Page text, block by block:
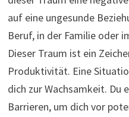
auf eine ungesunde
Beruf, in der Familie oder
Dieser Traum ist ein
Produktivität. Eine
dich zur Wachsamkeit. Du
Barrieren, um dich vor